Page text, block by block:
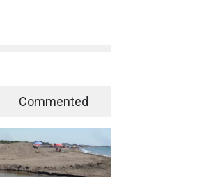
Commented